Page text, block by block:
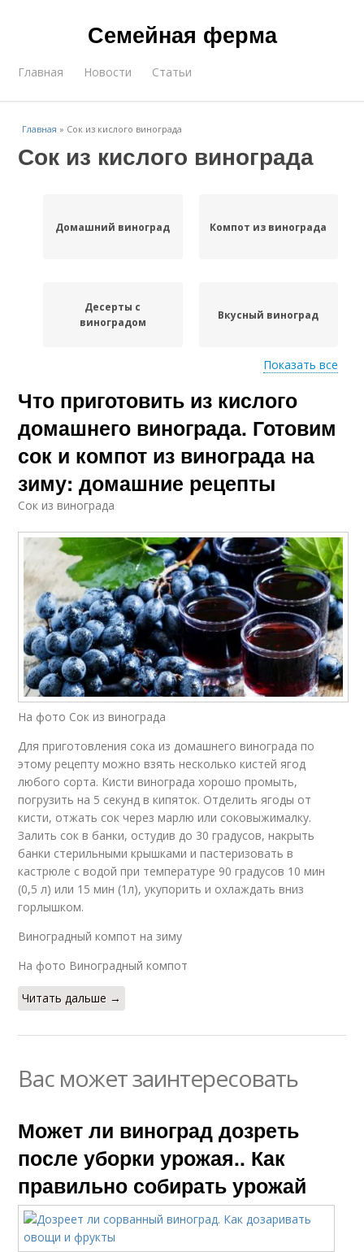
Семейная ферма
Главная Новости Статьи
Главная » Сок из кислого винограда
Сок из кислого винограда
Домашний виноград Компот из винограда
Десерты с
виноградом
Вкусный виноград
Виноград на зиму
Виноград с
косточками
Варение из кислого
винограда
Желе из кислого
Пирог с кислым
виноградом
Джемы из кислого
винограда
Виноград без
косточек
Джемы из винограда
Показать все
Что приготовить из кислого
домашнего винограда. Готовим
сок и компот из винограда на
зиму: домашние рецепты
Сок из винограда
На фото Сок из винограда
Для приготовления сока из домашнего винограда по
этому рецепту можно взять несколько кистей ягод
любого сорта. Кисти винограда хорошо промыть,
погрузить на 5 секунд в кипяток. Отделить ягоды от
кисти, отжать сок через марлю или соковыжималку.
Залить сок в банки, остудив до 30 градусов, накрыть
банки стерильными крышками и пастеризовать в
кастрюле с водой при температуре 90 градусов 10 мин
(0,5 л) или 15 мин (1л), укупорить и охлаждать вниз
горлышком.
Виноградный компот на зиму
На фото Виноградный компот
Читать дальше →
Вас может заинтересовать
Может ли виноград дозреть
после уборки урожая.. Как
правильно собирать урожай